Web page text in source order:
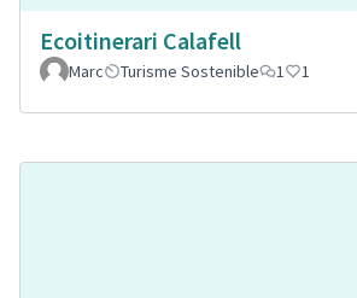
Ecoitinerari Calafell
Marc
Turisme Sostenible 1 1